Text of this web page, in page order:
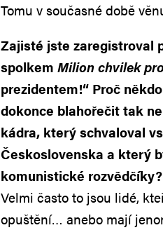
Tomu v současné době
Zajisté jste zaregistroval
spolkem Milion chvilek
prezidentem!“ Proč
dokonce blahořečit tak
kádra, který schvaloval
Československa a který
komunistické rozvědčíky?
Velmi často to jsou lidé,
opuštění… anebo mají